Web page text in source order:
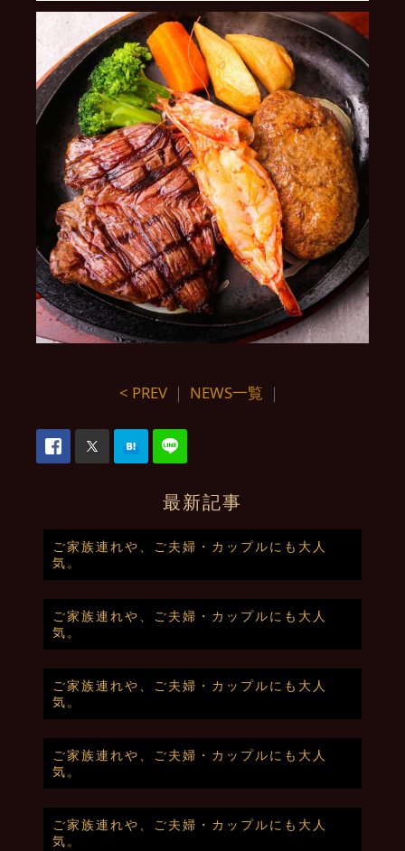
< PREV ｜ NEWS一覧 ｜
最新記事
ご家族連れや、ご夫婦・カップルにも大人
気。
ご家族連れや、ご夫婦・カップルにも大人
気。
ご家族連れや、ご夫婦・カップルにも大人
気。
ご家族連れや、ご夫婦・カップルにも大人
気。
ご家族連れや、ご夫婦・カップルにも大人
気。